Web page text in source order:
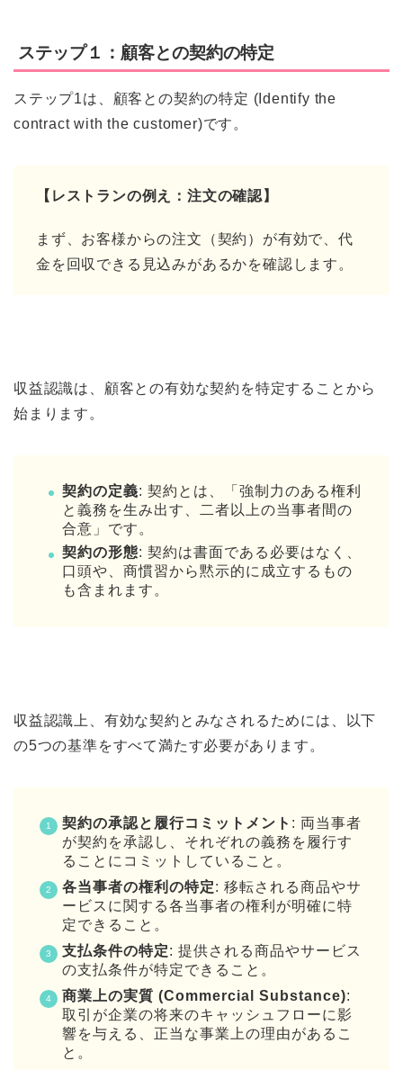
ステップ１：顧客との契約の特定
ステップ1は、顧客との契約の特定 (Identify the
contract with the customer)です。
【レストランの例え：注文の確認】
まず、お客様からの注文（契約）が有効で、代
金を回収できる見込みがあるかを確認します。
収益認識は、顧客との有効な契約を特定することから
始まります。
契約の定義: 契約とは、「強制力のある権利
と義務を生み出す、二者以上の当事者間の
合意」です。
契約の形態: 契約は書面である必要はなく、
口頭や、商慣習から黙示的に成立するもの
も含まれます。
収益認識上、有効な契約とみなされるためには、以下
の5つの基準をすべて満たす必要があります。
契約の承認と履行コミットメント : 両当事者
が契約を承認し、それぞれの義務を履行す
ることにコミットしていること。
各当事者の権利の特定: 移転される商品やサ
ービスに関する各当事者の権利が明確に特
定できること。
支払条件の特定: 提供される商品やサービス
の支払条件が特定できること。
商業上の実質 (Commercial Substance):
取引が企業の将来のキャッシュフローに影
響を与える、正当な事業上の理由があるこ
と。